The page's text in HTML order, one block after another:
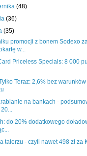
(48)
(36)
(35)
promocji z bonem Sodexo
w...
Priceless Specials: 8 000
Teraz: 2,6% bez
na bankach -
20...
do 20% dodatkowego
talerzu - czyli nawet 498 zł za